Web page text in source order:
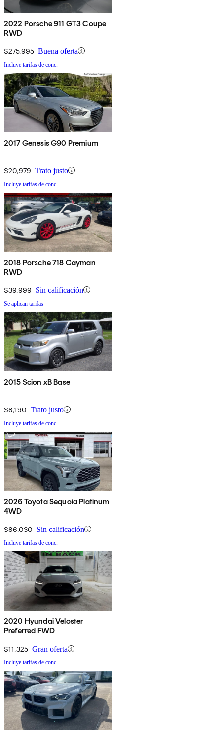
2022 Porsche 911 GT3 Coupe
RWD
$275,995 Buena oferta
Incluye tarifas de conc.
2017 Genesis G90 Premium
$20,979 Trato justo
Incluye tarifas de conc.
2018 Porsche 718 Cayman
RWD
$39,999 Sin calificación
Se aplican tarifas
2015 Scion xB Base
$8,190 Trato justo
Incluye tarifas de conc.
2026 Toyota Sequoia Platinum
4WD
$86,030 Sin calificación
Incluye tarifas de conc.
2020 Hyundai Veloster
Preferred FWD
$11,325 Gran oferta
Incluye tarifas de conc.